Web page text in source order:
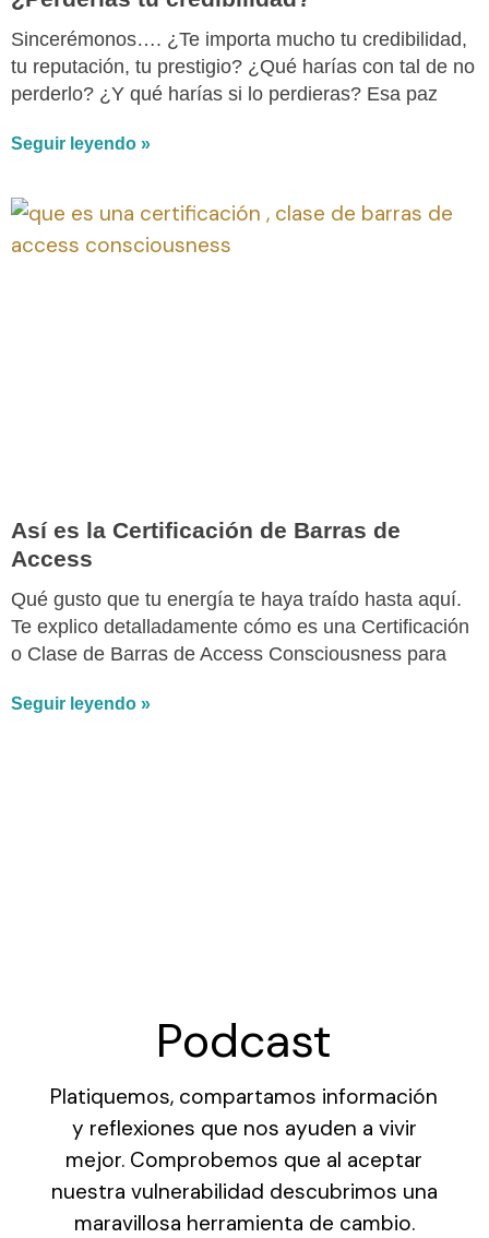
Sincerémonos…. ¿Te importa mucho tu credibilidad,
tu reputación, tu prestigio? ¿Qué harías con tal de no
perderlo? ¿Y qué harías si lo perdieras? Esa paz
Seguir leyendo »
Así es la Certificación de Barras de
Access
Qué gusto que tu energía te haya traído hasta aquí.
Te explico detalladamente cómo es una Certificación
o Clase de Barras de Access Consciousness para
Seguir leyendo »
Podcast
Platiquemos, compartamos información
y reflexiones que nos ayuden a vivir
mejor. Comprobemos que al aceptar
nuestra vulnerabilidad descubrimos una
maravillosa herramienta de cambio.